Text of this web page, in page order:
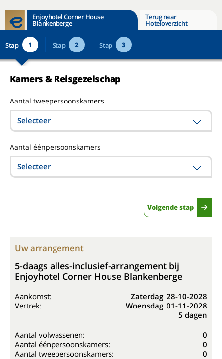
Enjoyhotel Corner House
Blankenberge
Terug naar
Hoteloverzicht
Stap 1 Stap 2 Stap 3
Kamers & Reisgezelschap
Aantal tweepersoonskamers
Selecteer
Aantal éénpersoonskamers
Selecteer
Volgende stap
Uw arrangement
5-daags alles-inclusief-arrangement bij
Enjoyhotel Corner House Blankenberge
Aankomst: Zaterdag 28-10-2028
Vertrek:
Woensdag 01-11-2028
5 dagen
Aantal volwassenen:
0
Aantal éénpersoonskamers:
0
Aantal tweepersoonskamers:
0